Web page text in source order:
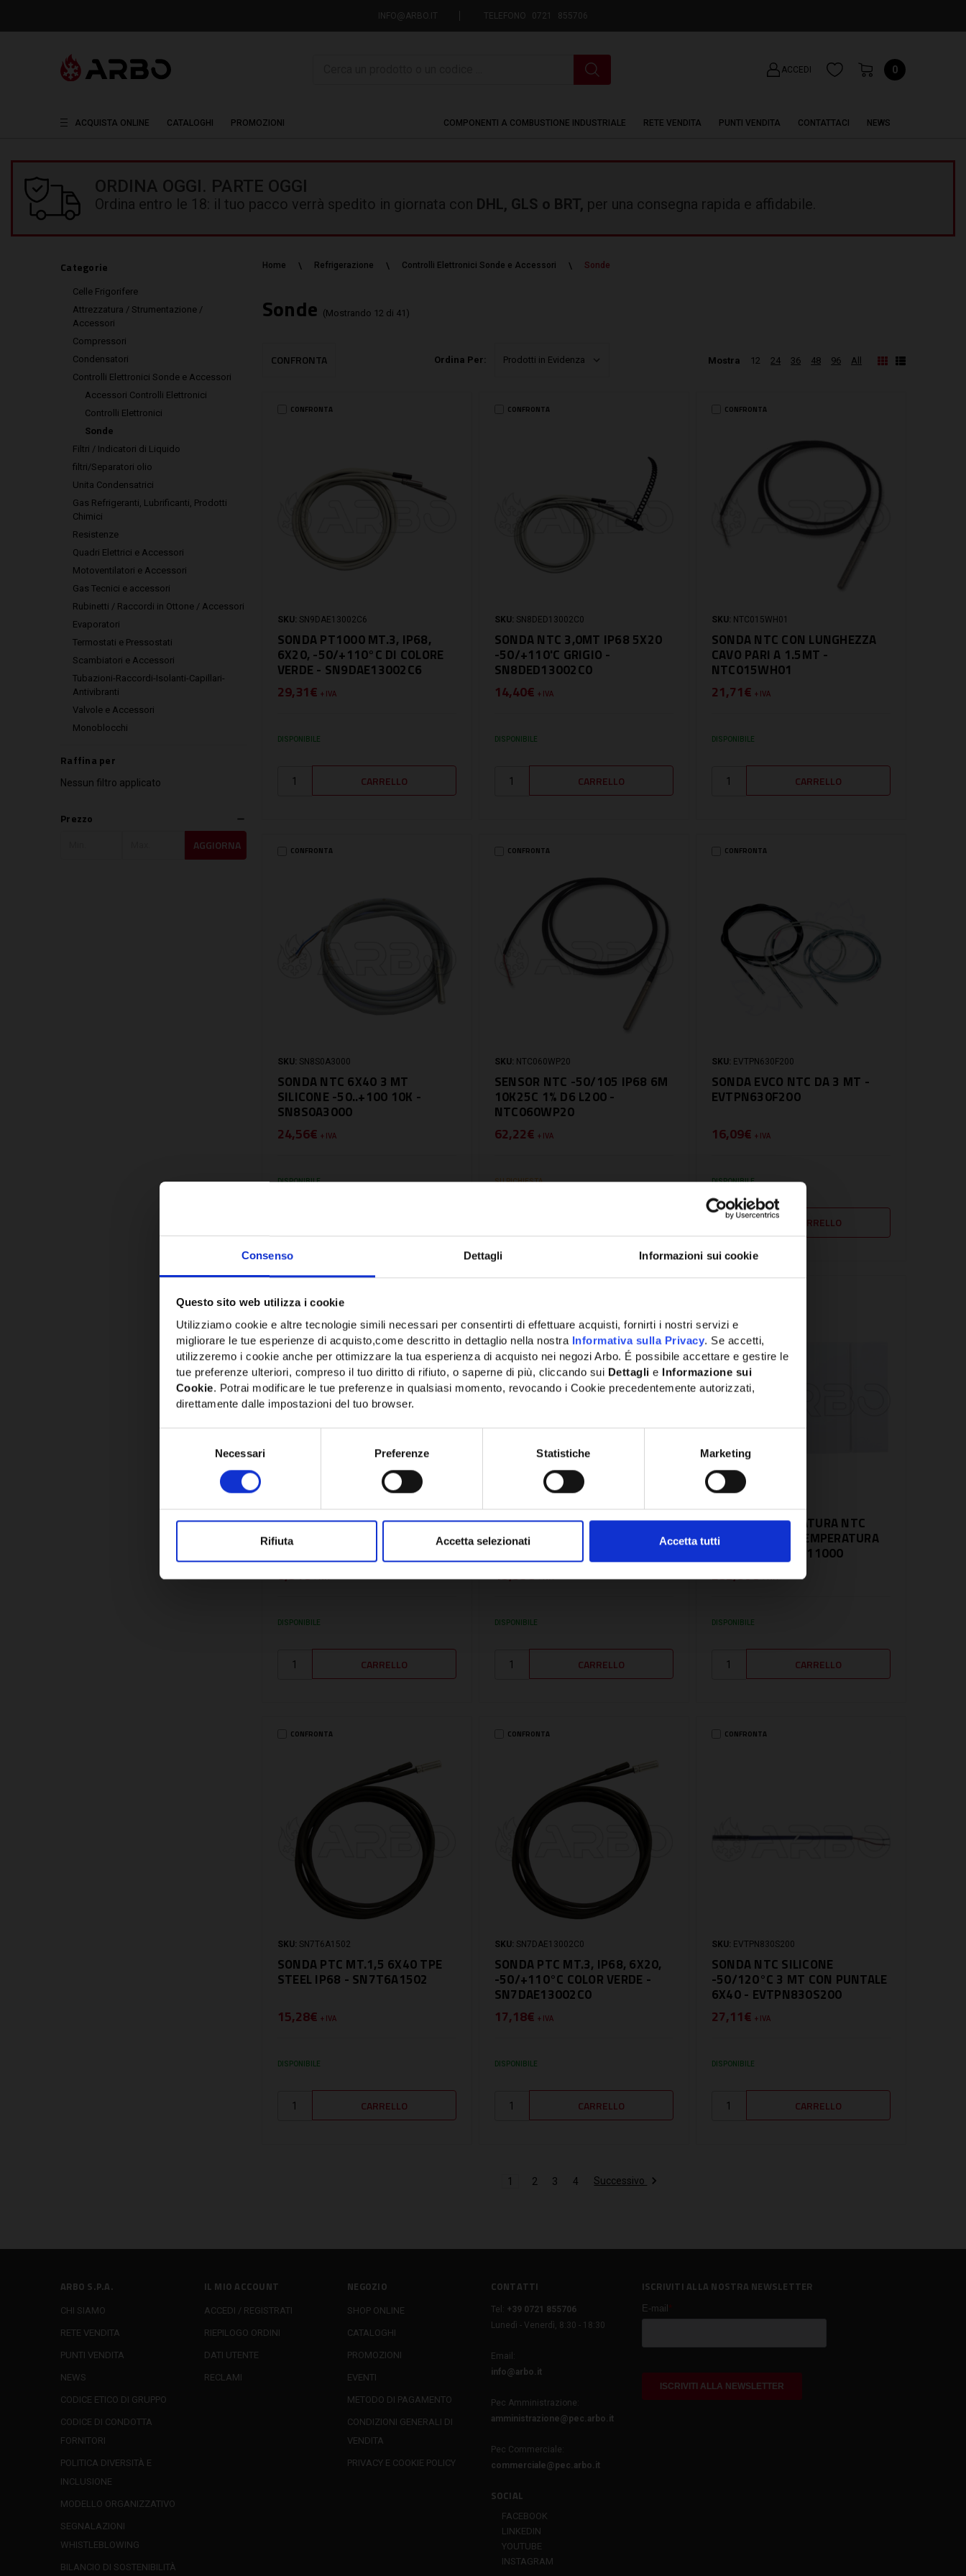
Consenso Dettagli Informazioni sui cookie
Questo sito web utilizza i cookie
Utilizziamo cookie e altre tecnologie simili necessari per consentirti di effettuare acquisti, fornirti i nostri servizi e
migliorare le tue esperienze di acquisto,come descritto in dettaglio nella nostra Informativa sulla Privacy. Se accetti,
utilizzeremo i cookie anche per ottimizzare la tua esperienza di acquisto nei negozi Arbo. É possibile accettare e gestire le
tue preferenze ulteriori, compreso il tuo diritto di rifiuto, o saperne di più, cliccando sui Dettagli e Informazione sui
Cookie. Potrai modificare le tue preferenze in qualsiasi momento, revocando i Cookie precedentemente autorizzati,
direttamente dalle impostazioni del tuo browser.
Necessari Preferenze Statistiche Marketing
Rifiuta Accetta selezionati Accetta tutti
INFO@ARBO.IT TELEFONO 0721 855706
ACCEDI 0
ACQUISTA ONLINE CATALOGHI PROMOZIONI COMPONENTI A COMBUSTIONE INDUSTRIALE RETE VENDITA PUNTI VENDITA CONTATTACI NEWS
ORDINA OGGI. PARTE OGGI
Ordina entro le 18: il tuo pacco verrà spedito in giornata con DHL, GLS o BRT, per una consegna rapida e affidabile.
Home Refrigerazione Controlli Elettronici Sonde e Accessori Sonde
Sonde (Mostrando 12 di 41)
Categorie
Celle Frigorifere
Attrezzatura / Strumentazione /
Accessori
Compressori
Condensatori
Controlli Elettronici Sonde e Accessori
Accessori Controlli Elettronici
Controlli Elettronici
Sonde
Filtri / Indicatori di Liquido
filtri/Separatori olio
Unita Condensatrici
Gas Refrigeranti, Lubrificanti, Prodotti
Chimici
Resistenze
Quadri Elettrici e Accessori
Motoventilatori e Accessori
Gas Tecnici e accessori
Rubinetti / Raccordi in Ottone / Accessori
Evaporatori
Termostati e Pressostati
Scambiatori e Accessori
Tubazioni-Raccordi-Isolanti-Capillari-
Antivibranti
Valvole e Accessori
Monoblocchi
Raffina per
Nessun filtro applicato
Prezzo
AGGIORNA
CONFRONTA Ordina Per: Mostra 12 24 36 48 96 All
CONFRONTA
SKU: SN9DAE13002C6
SONDA PT1000 MT.3, IP68,
6X20, -50/+110°C DI COLORE
VERDE - SN9DAE13002C6
29,31€ + IVA
DISPONIBILE
CONFRONTA
SKU: SN8DED13002C0
SONDA NTC 3,0MT IP68 5X20
-50/+110'C GRIGIO -
SN8DED13002C0
14,40€ + IVA
DISPONIBILE
CONFRONTA
SKU: NTC015WH01
SONDA NTC CON LUNGHEZZA
CAVO PARI A 1.5MT -
NTC015WH01
21,71€ + IVA
DISPONIBILE
CONFRONTA
SKU: SN8S0A3000
SONDA NTC 6X40 3 MT
SILICONE -50..+100 10K -
SN8S0A3000
24,56€ + IVA
DISPONIBILE
CONFRONTA
SKU: NTC060WP20
SENSOR NTC -50/105 IP68 6M
10K25C 1% D6 L200 -
NTC060WP20
62,22€ + IVA
SU RICHIESTA
CONFRONTA
SKU: EVTPN630F200
SONDA EVCO NTC DA 3 MT -
EVTPN630F200
16,09€ + IVA
DISPONIBILE
SONDA EVCO NTC DA 1.5 MT -
EVTPN615F200
8,94€+ IVA
DISPONIBILE
SONDA NTC 103AT 11 MT.3 -
SN691300
15,59€+ IVA
DISPONIBILE
SONDA TEMPERATURA NTC
CON RANGE DI TEMPERATURA
-10+60 - DPWC111000
232,80€+ IVA
DISPONIBILE
CONFRONTA
SKU: SN7T6A1502
SONDA PTC MT.1,5 6X40 TPE
STEEL IP68 - SN7T6A1502
15,28€ + IVA
DISPONIBILE
CONFRONTA
SKU: SN7DAE13002C0
SONDA PTC MT.3, IP68, 6X20,
-50/+110°C COLOR VERDE -
SN7DAE13002C0
17,18€ + IVA
DISPONIBILE
CONFRONTA
SKU: EVTPN830S200
SONDA NTC SILICONE
-50/120°C 3 MT CON PUNTALE
6X40 - EVTPN830S200
27,11€ + IVA
DISPONIBILE
1 2 3 4 Successivo
ARBO S.P.A.
CHI SIAMO
RETE VENDITA
PUNTI VENDITA
NEWS
CODICE ETICO DI GRUPPO
CODICE DI CONDOTTA
FORNITORI
POLITICA DIVERSITÀ E
INCLUSIONE
MODELLO ORGANIZZATIVO
SEGNALAZIONI
WHISTLEBLOWING
BILANCIO DI SOSTENIBILITÀ
IL MIO ACCOUNT
ACCEDI / REGISTRATI
RIEPILOGO ORDINI
DATI UTENTE
RECLAMI
NEGOZIO
SHOP ONLINE
CATALOGHI
PROMOZIONI
EVENTI
METODO DI PAGAMENTO
CONDIZIONI GENERALI DI
VENDITA
PRIVACY E COOKIE POLICY
CONTATTI
Tel:
+39 0721 855706
Lunedì - Venerdì, 8:30 - 18:30
Email:
info@arbo.it
Pec Amministrazione:
amministrazione@pec.arbo.it
Pec Commerciale:
commerciale@pec.arbo.it
SOCIAL
FACEBOOK
LINKEDIN
YOUTUBE
INSTAGRAM
ISCRIVITI ALLA NOSTRA NEWSLETTER